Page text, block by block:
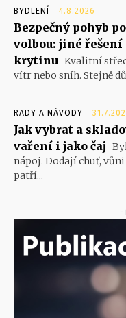
BYDLENÍ 4.8.2026
Bezpečný pohyb
volbou: jiné
krytinu Kvalitní
vítr nebo sníh. Stejně
RADY A NÁVODY
Jak vybrat a
vaření i jako čaj
nápoj. Dodají chuť,
patří...
-